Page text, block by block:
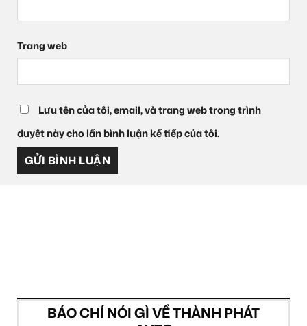
Trang web
Lưu tên của tôi, email, và trang web trong trình
duyệt này cho lần bình luận kế tiếp của tôi.
BÁO CHÍ NÓI GÌ VỀ THÀNH PHÁT